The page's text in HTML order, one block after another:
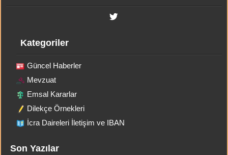
Kategoriler
Güncel Haberler
Mevzuat
Emsal Kararlar
Dilekçe Örnekleri
İcra Daireleri İletişim ve IBAN
Son Yazılar